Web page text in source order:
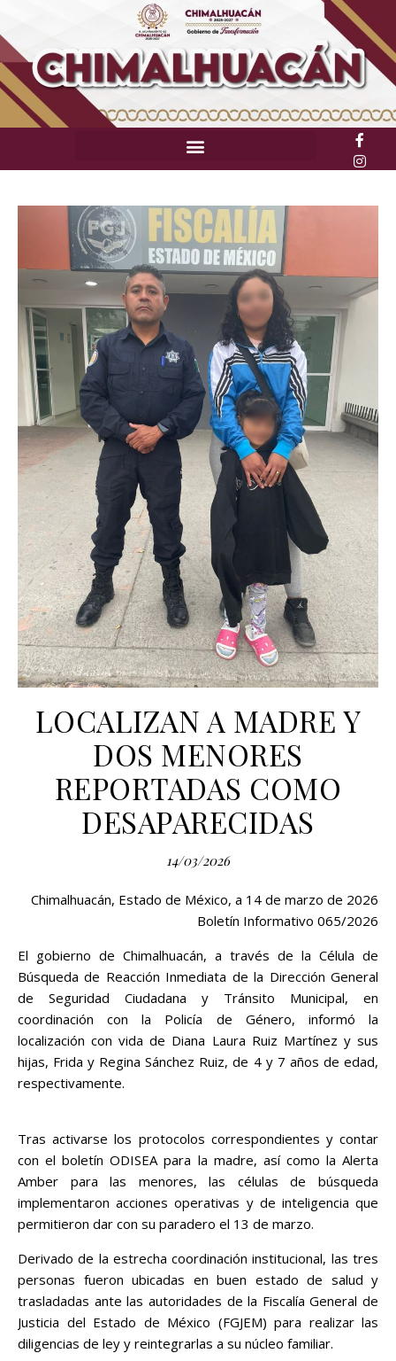
LOCALIZAN A MADRE Y
DOS MENORES
REPORTADAS COMO
DESAPARECIDAS
14/03/2026
Chimalhuacán, Estado de México, a 14 de marzo de 2026
Boletín Informativo 065/2026
El gobierno de Chimalhuacán, a través de la Célula de
Búsqueda de Reacción Inmediata de la Dirección General
de Seguridad Ciudadana y Tránsito Municipal, en
coordinación con la Policía de Género, informó la
localización con vida de Diana Laura Ruiz Martínez y sus
hijas, Frida y Regina Sánchez Ruiz, de 4 y 7 años de edad,
respectivamente.
Tras activarse los protocolos correspondientes y contar
con el boletín ODISEA para la madre, así como la Alerta
Amber para las menores, las células de búsqueda
implementaron acciones operativas y de inteligencia que
permitieron dar con su paradero el 13 de marzo.
Derivado de la estrecha coordinación institucional, las tres
personas fueron ubicadas en buen estado de salud y
trasladadas ante las autoridades de la Fiscalía General de
Justicia del Estado de México (FGJEM) para realizar las
diligencias de ley y reintegrarlas a su núcleo familiar.